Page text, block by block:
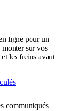
ligne pour un
monter sur vos
les freins avant
communiqués